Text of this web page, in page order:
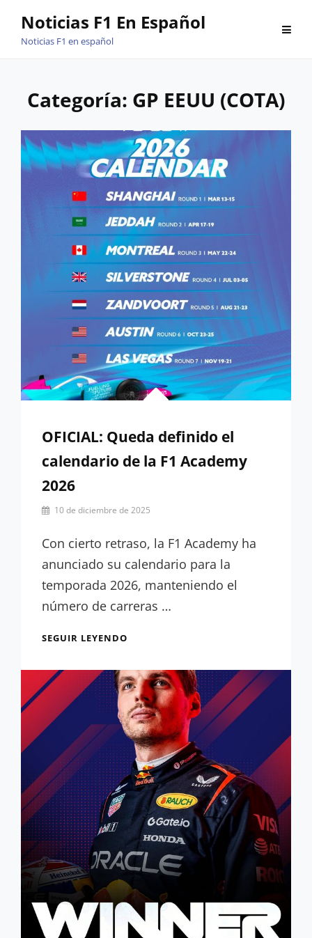
Noticias F1 En Español
Noticias F1 en español
Categoría: GP EEUU (COTA)
OFICIAL: Queda definido el
calendario de la F1 Academy
2026
Por
Lora-
10 de diciembre de 2025
Con cierto retraso, la F1 Academy ha
anunciado su calendario para la
temporada 2026, manteniendo el
número de carreras …
SEGUIR LEYENDO
EL
CALENDARIO
DE
LA
F1
ACADEMY
2026